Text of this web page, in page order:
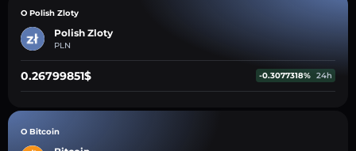
O Polish Zloty
Polish Zloty
PLN
0.26799851$ -0.3077318% 24h
O Bitcoin